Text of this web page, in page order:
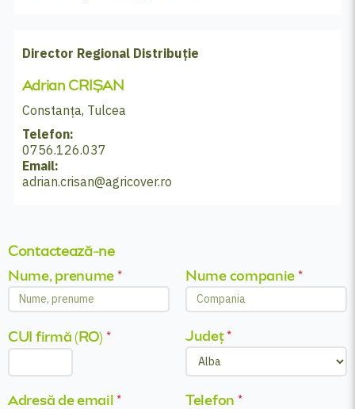
Director Regional Distribuție
Adrian CRIȘAN
Constanța, Tulcea
Telefon:
0756.126.037
Email:
adrian.crisan@agricover.ro
Contactează-ne
Nume, prenume * Nume companie *
CUI firmă (RO) * Județ *
Adresă de email * Telefon *